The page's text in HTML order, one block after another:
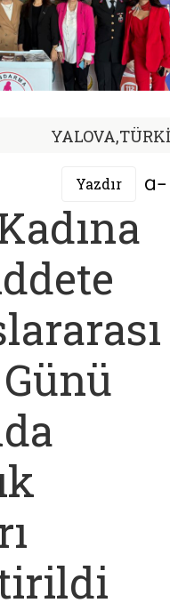
Yazdır